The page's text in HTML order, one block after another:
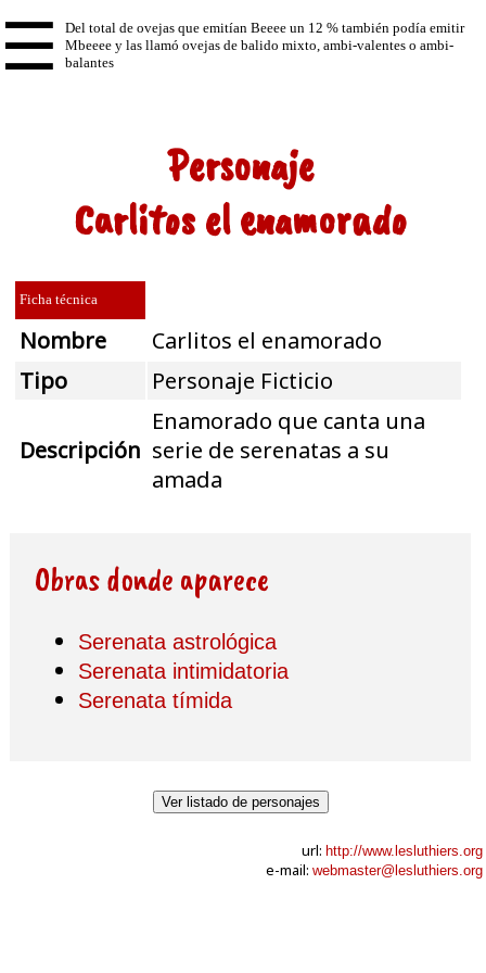
☰
Personaje
Carlitos el enamorado
Ficha técnica
Nombre
Carlitos el enamorado
Tipo
Personaje Ficticio
Descripción
Enamorado que canta una
serie de serenatas a su
amada
Obras donde aparece
Serenata astrológica
Serenata intimidatoria
Serenata tímida
Ver listado de personajes
url: http://www.lesluthiers.org
e-mail: webmaster@lesluthiers.org